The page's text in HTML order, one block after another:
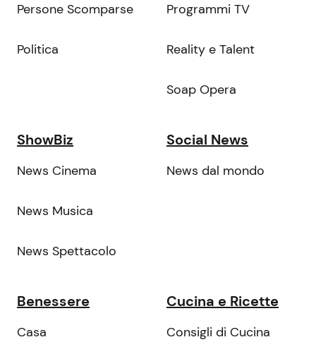
Persone Scomparse
Politica
Programmi TV
Reality e Talent
Soap Opera
ShowBiz
News Cinema
News Musica
News Spettacolo
Social News
News dal mondo
Benessere
Casa
Cucina e Ricette
Consigli di Cucina